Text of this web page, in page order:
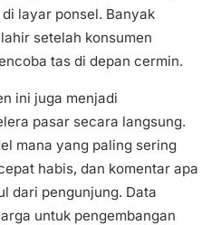
layar ponsel. Banyak
setelah konsumen
tas di depan cermin.
ini juga menjadi
pasar secara langsung.
mana yang paling sering
habis, dan komentar apa
dari pengunjung. Data
untuk pengembangan